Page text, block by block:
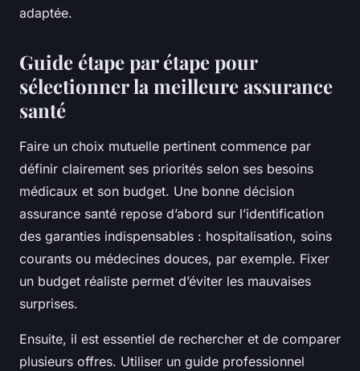
adaptée.
Guide étape par étape pour
sélectionner la meilleure assurance
santé
Faire un choix mutuelle pertinent commence par
définir clairement ses priorités selon ses besoins
médicaux et son budget. Une bonne décision
assurance santé repose d’abord sur l’identification
des garanties indispensables : hospitalisation, soins
courants ou médecines douces, par exemple. Fixer
un budget réaliste permet d’éviter les mauvaises
surprises.
Ensuite, il est essentiel de rechercher et de comparer
plusieurs offres. Utiliser un guide professionnel